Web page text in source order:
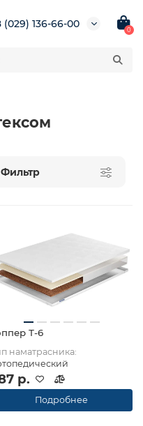
(029) 136-66-00
0
Фильтр
Т-6
наматрасника:
р.
Подробнее